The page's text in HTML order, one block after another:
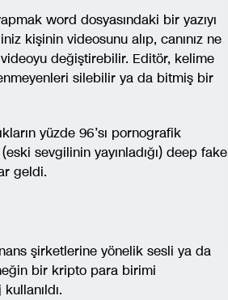
word dosyasındaki bir yazıyı
kişinin videosunu alıp, canınız ne
değiştirebilir. Editör, kelime
silebilir ya da bitmiş bir
yüzde 96’sı pornografik
sevgilinin yayınladığı) deep fake
geldi.
şirketlerine yönelik sesli ya da
bir kripto para birimi